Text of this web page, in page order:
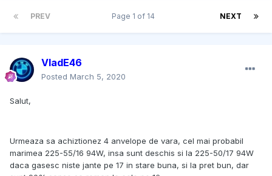
PREV NEXT
Page 1 of 14
VladE46
Posted March 5, 2020
Salut,
Urmeaza sa achiztionez 4 anvelope de vara, cel mai probabil
marimea 225-55/16 94W, insa sunt deschis si la 225-50/17 94W
daca gasesc niste jante pe 17 in stare buna, si la pret bun, dar